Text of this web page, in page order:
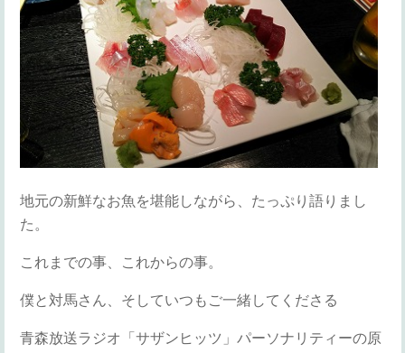
地元の新鮮なお魚を堪能しながら、たっぷり語りまし
た。
これまでの事、これからの事。
僕と対馬さん、そしていつもご一緒してくださる
青森放送ラジオ「サザンヒッツ」パーソナリティーの原